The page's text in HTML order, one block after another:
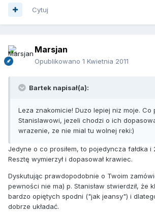
Cytuj
Marsjan
Opublikowano 1 Kwietnia 2011
Bartek napisał(a):
Leza znakomicie! Duzo lepiej niz moje. Co
Stanislawowi, jezeli chodzi o ich
wrazenie, ze nie mial tu wolnej reki:)
Jedyne o co prosiłem, to pojedyncza fałdka i
Resztę wymierzył i dopasował krawiec.
Dyskutując prawdopodobnie o Twoim
pewności nie ma) p. Stanisław stwierdził, że
bardzo opiętych spodni ("jak jeansy") i
dobrze układać.